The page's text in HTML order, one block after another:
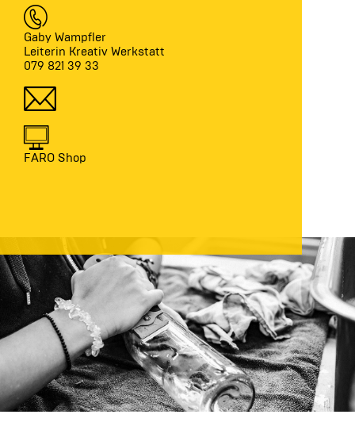
Gaby Wampfler
Leiterin Kreativ Werkstatt
079 821 39 33
FARO Shop